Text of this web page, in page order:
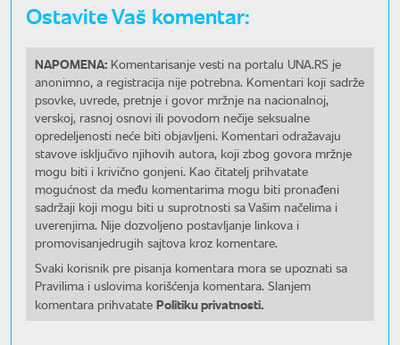
Ostavite Vaš komentar:
NAPOMENA: Komentarisanje vesti na portalu UNA.RS je
anonimno, a registracija nije potrebna. Komentari koji sadrže
psovke, uvrede, pretnje i govor mržnje na nacionalnoj,
verskoj, rasnoj osnovi ili povodom nečije seksualne
opredeljenosti neće biti objavljeni. Komentari odražavaju
stavove isključivo njihovih autora, koji zbog govora mržnje
mogu biti i krivično gonjeni. Kao čitatelj prihvatate
mogućnost da među komentarima mogu biti pronađeni
sadržaji koji mogu biti u suprotnosti sa Vašim načelima i
uverenjima. Nije dozvoljeno postavljanje linkova i
promovisanjedrugih sajtova kroz komentare.
Svaki korisnik pre pisanja komentara mora se upoznati sa
Pravilima i uslovima korišćenja komentara. Slanjem
komentara prihvatate Politiku privatnosti.